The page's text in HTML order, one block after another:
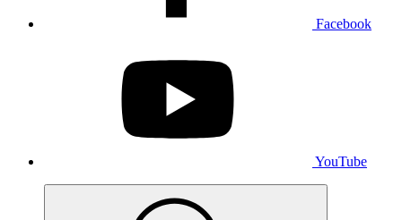
Facebook
YouTube